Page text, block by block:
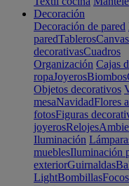
Decoración
Decoración de pared
paredTablerosCanvas
decorativasCuadros
Organización Cajas
ropaJoyerosBiombos
Objetos decorativos
mesaNavidadFlores
fotosFiguras
joyerosRelojes
Iluminación
mueblesIluminación
exteriorGuirnaldas
LightBombillasFocos